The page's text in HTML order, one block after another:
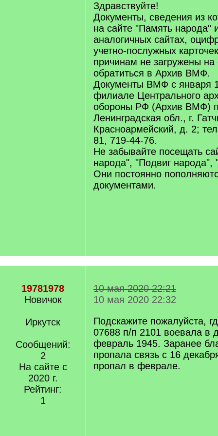
Здравствуйте!
Документы, сведения из
на сайте "Память народа"
аналогичных сайтах,
учетно-послужных
причинам не загружены
обратиться в Архив ВМФ.
Документы ВМФ с января
филиале Центрального
обороны РФ (Архив ВМФ)
Ленинградская обл., г.
Красноармейский, д. 2;
81, 719-44-76.
Не забывайте посещать
народа", "Подвиг
Они постоянно
документами.
19781978
Новичок
Иркутск
Сообщений:
2
На сайте с
2020 г.
Рейтинг:
1
10 мая 2020 22:21
10 мая 2020 22:32
Подскажите пожалуйста,
07688 п/п 2101 воевала в
февраль 1945. Заранее
пропала связь с 16
пропал в феврале.